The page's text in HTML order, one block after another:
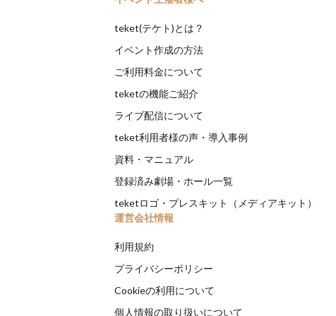
teket(テケト)とは？
イベント作成の方法
ご利用料金について
teketの機能ご紹介
ライブ配信について
teket利用者様の声・導入事例
資料・マニュアル
登録済み劇場・ホール一覧
teketロゴ・プレスキット（メディアキット）
運営会社情報
利用規約
プライバシーポリシー
Cookieの利用について
個人情報の取り扱いについて